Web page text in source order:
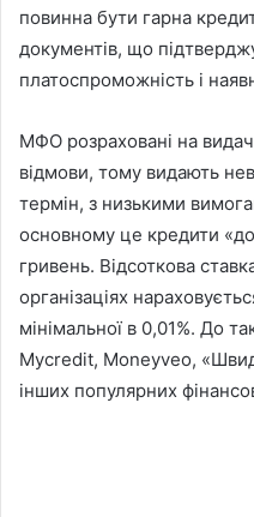
повинна бути гарна
документів, що
платоспроможність і
МФО розраховані на
відмови, тому видають
термін, з низькими
основному це кредити
гривень. Відсоткова
організаціях
мінімальної в 0,01%. До
Mycredit, Moneyveo,
інших популярних